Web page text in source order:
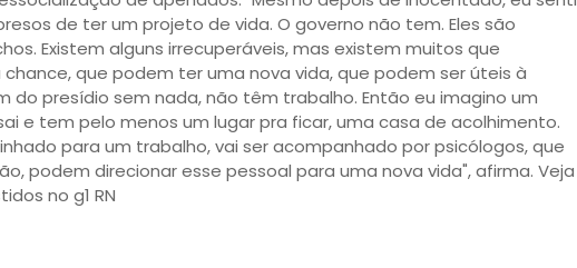
de ter um projeto de vida. O governo não tem. Eles são
Existem alguns irrecuperáveis, mas existem muitos que
que podem ter uma nova vida, que podem ser úteis à
do presídio sem nada, não têm trabalho. Então eu imagino um
e tem pelo menos um lugar pra ficar, uma casa de acolhimento.
para um trabalho, vai ser acompanhado por psicólogos, que
podem direcionar esse pessoal para uma nova vida", afirma. Veja
no g1 RN